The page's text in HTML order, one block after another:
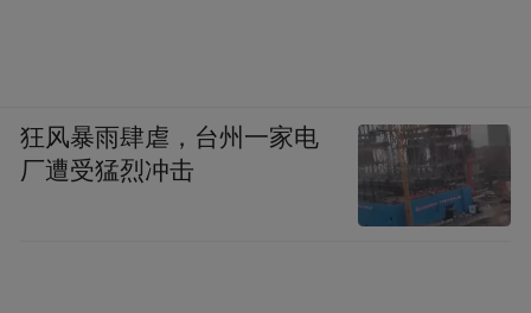
狂风暴雨肆虐，台州一家电
厂遭受猛烈冲击